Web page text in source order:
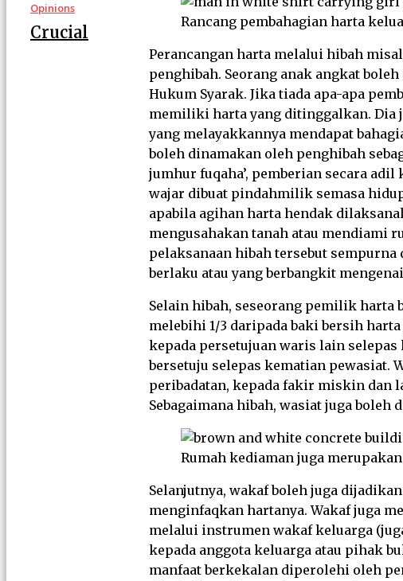
Opinions
Crucial
Rancang pembahagian harta
Perancangan harta melalui hibah
penghibah. Seorang anak angkat
Hukum Syarak. Jika tiada apa-apa
memiliki harta yang ditinggalkan. Dia
yang melayakkannya mendapat
boleh dinamakan oleh penghibah
jumhur fuqaha’, pemberian secara
wajar dibuat pindahmilik semasa
apabila agihan harta hendak
mengusahakan tanah atau mendiami
pelaksanaan hibah tersebut
berlaku atau yang berbangkit
Selain hibah, seseorang pemilik
melebihi 1/3 daripada baki bersih
kepada persetujuan waris lain
bersetuju selepas kematian pewasiat.
peribadatan, kepada fakir miskin dan
Sebagaimana hibah, wasiat juga
Rumah kediaman juga
Selanjutnya, wakaf boleh juga
menginfaqkan hartanya. Wakaf juga
melalui instrumen wakaf keluarga
kepada anggota keluarga atau pihak
manfaat berkekalan diperolehi oleh